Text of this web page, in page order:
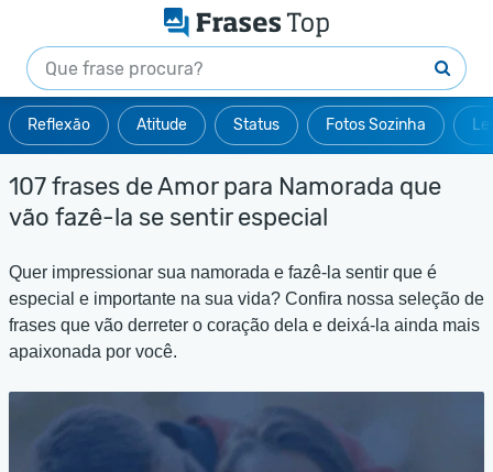
Reflexão Atitude Status Fotos Sozinha
107 frases de Amor para Namorada que
vão fazê-la se sentir especial
Quer impressionar sua namorada e fazê-la sentir que é
especial e importante na sua vida? Confira nossa seleção de
frases que vão derreter o coração dela e deixá-la ainda mais
apaixonada por você.